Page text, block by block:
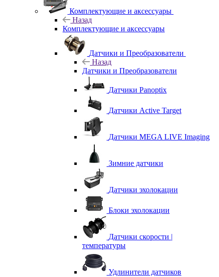
Комплектующие и аксессуары
Назад
Комплектующие и аксессуары
Датчики и Преобразователи
Назад
Датчики и Преобразователи
Датчики Panoptix
Датчики Active Target
Датчики MEGA LIVE Imaging
Зимние датчики
Датчики эхолокации
Блоки эхолокации
Датчики скорости |
температуры
Удлинители датчиков